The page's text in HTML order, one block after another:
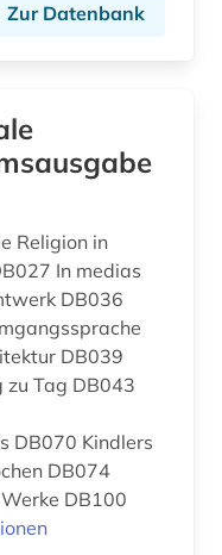
(1)
Zur Datenbank
In medias
DB036
DB039
zu Tag DB043
DB070 Kindlers
DB074
DB100